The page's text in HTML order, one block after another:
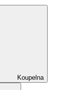
Koupelna